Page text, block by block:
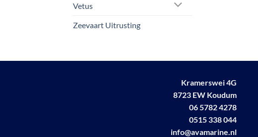
Vetus
Zeevaart Uitrusting
Kramerswei 4G
8723 EW Koudum
06 5782 4278
0515 338 044
info@avamarine.nl